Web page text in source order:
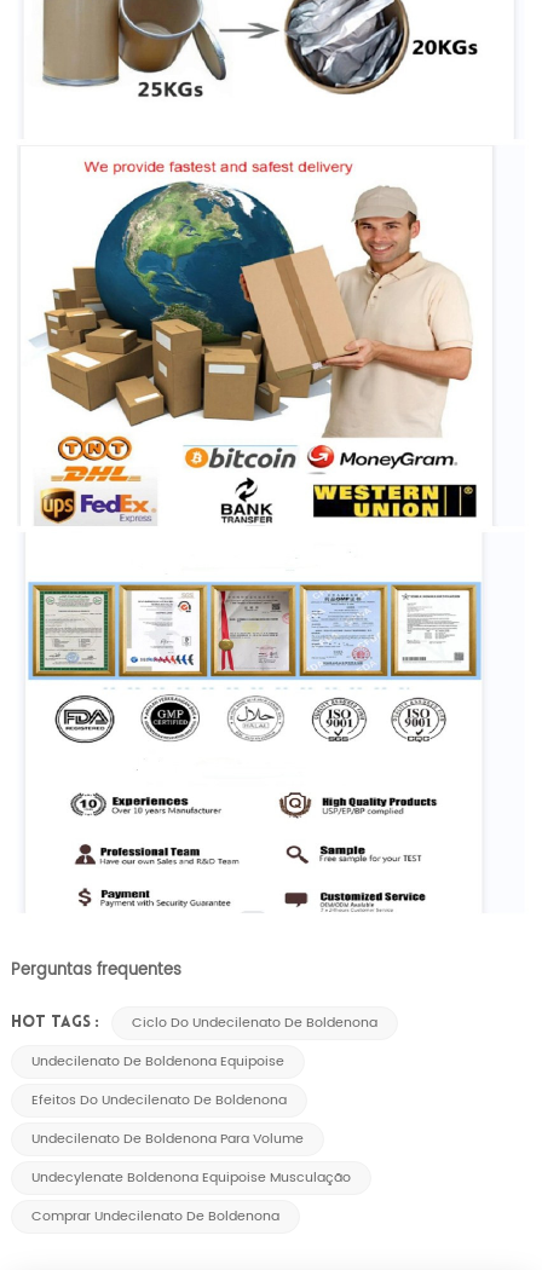
Perguntas frequentes
HOT TAGS :
Ciclo Do Undecilenato De Boldenona
Undecilenato De Boldenona Equipoise
Efeitos Do Undecilenato De Boldenona
Undecilenato De Boldenona Para Volume
Undecylenate Boldenona Equipoise Musculação
Comprar Undecilenato De Boldenona